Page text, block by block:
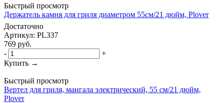
Быстрый просмотр
Держатель камня для гриля диаметром 55см/21 дюйм, Plover
Достаточно
Артикул: PL337
769 руб.
-
+
Купить →
Быстрый просмотр
Вертел для гриля, мангала электрический, 55 см/21 дюйм,
Plover